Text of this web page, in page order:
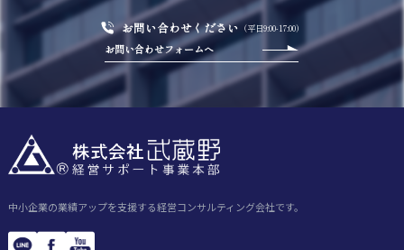
お問い合わせください （平日9:00-17:00）
お問い合わせフォームへ
中小企業の業績アップを支援する経営コンサルティング会社です。